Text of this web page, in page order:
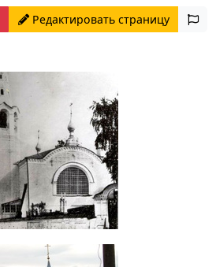
Редактировать страницу